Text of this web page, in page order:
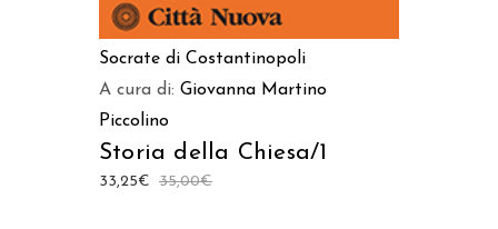
Socrate di Costantinopoli
A cura di: Giovanna Martino
Piccolino
Storia della Chiesa/1
35,00€
33,25€